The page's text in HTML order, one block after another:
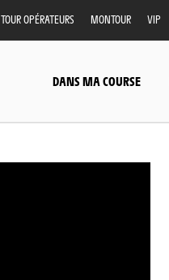
TOUR OPÉRATEURS MONTOUR VIP
DANS MA COURSE